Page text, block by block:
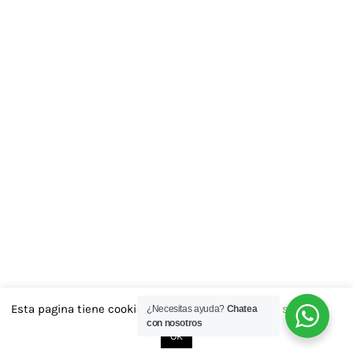
Esta pagina tiene cookies las aceptas..? Cookie settings
OK
¿Necesitas ayuda? Chatea
con nosotros